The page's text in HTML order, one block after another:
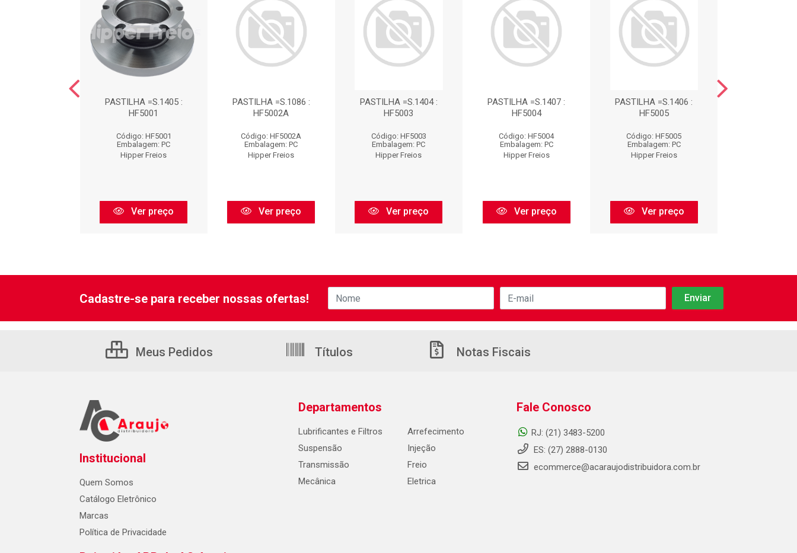
PASTILHA =S.1405 :
HF5001
Código: HF5001
Embalagem: PC
Hipper Freios
Ver preço
PASTILHA =S.1086 :
HF5002A
Código: HF5002A
Embalagem: PC
Hipper Freios
Ver preço
PASTILHA =S.1404 :
HF5003
Código: HF5003
Embalagem: PC
Hipper Freios
Ver preço
PASTILHA =S.1407 :
HF5004
Código: HF5004
Embalagem: PC
Hipper Freios
Ver preço
PASTILHA =S.1406 :
HF5005
Código: HF5005
Embalagem: PC
Hipper Freios
Ver preço
Cadastre-se para receber nossas ofertas!
Meus Pedidos Títulos Notas Fiscais
Institucional
Quem Somos
Catálogo Eletrônico
Marcas
Política de Privacidade
Departamentos
Lubrificantes e Filtros
Suspensão
Transmissão
Mecânica
Arrefecimento
Injeção
Freio
Eletrica
Fale Conosco
RJ: (21) 3483-5200
ES: (27) 2888-0130
ecommerce@acaraujodistribuidora.com.br